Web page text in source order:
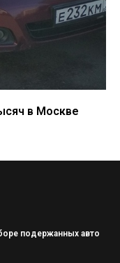
в Москве
подержанных авто